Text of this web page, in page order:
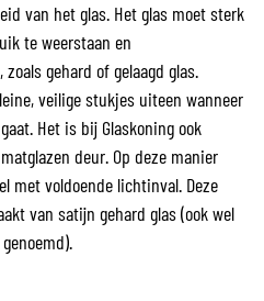
van het glas. Het glas moet sterk
te weerstaan en
gehard of gelaagd glas.
veilige stukjes uiteen wanneer
Het is bij Glaskoning ook
deur. Op deze manier
met voldoende lichtinval. Deze
van satijn gehard glas (ook wel